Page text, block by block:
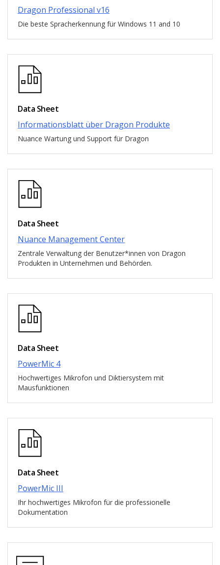
Dragon Professional v16
Die beste Spracherkennung für Windows 11 and 10
Data Sheet
Informationsblatt über Dragon Produkte
Nuance Wartung und Support für Dragon
Data Sheet
Nuance Management Center
Zentrale Verwaltung der Benutzer*innen von Dragon
Produkten in Unternehmen und Behörden.
Data Sheet
PowerMic 4
Hochwertiges Mikrofon und Diktiersystem mit
Mausfunktionen
Data Sheet
PowerMic III
Ihr hochwertiges Mikrofon für die professionelle
Dokumentation